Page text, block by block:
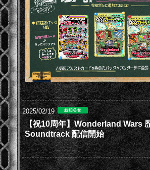
2025/02/19
【祝10周年】Wonderland Wars
Soundtrack 配信開始